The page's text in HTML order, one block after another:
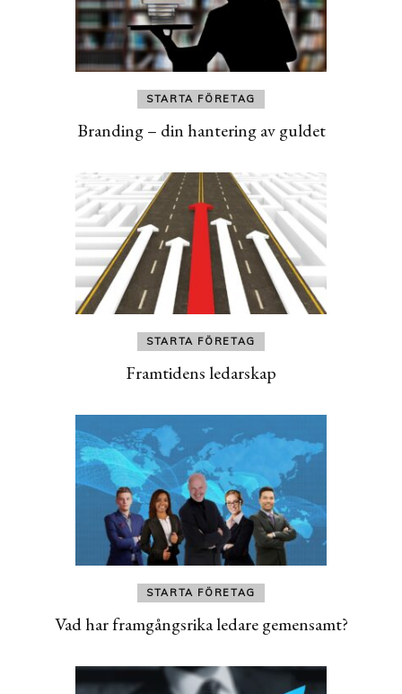
STARTA FÖRETAG
Branding – din hantering av guldet
STARTA FÖRETAG
Framtidens ledarskap
STARTA FÖRETAG
Vad har framgångsrika ledare gemensamt?